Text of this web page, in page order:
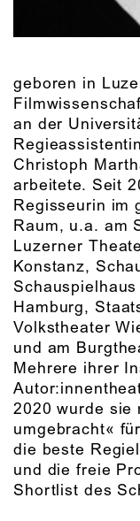
geboren in
an der
Christoph
arbeitete. Seit
Regisseurin im
Raum, u.a. am
Luzerner
Konstanz,
Hamburg,
Volkstheater
und am
Mehrere ihrer
2020 wurde sie
umgebracht«
die beste
und die freie
Shortlist des